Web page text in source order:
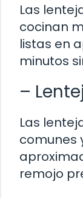
Las
cocinan
listas en
minutos
–
Las
comunes
remojo